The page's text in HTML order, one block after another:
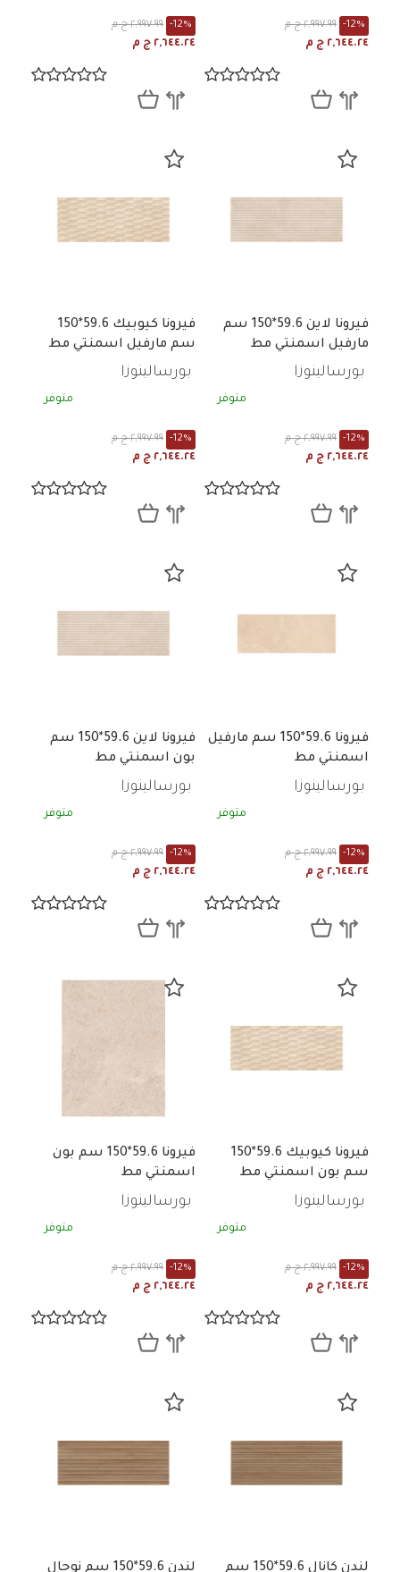
٢,٩٩٧.٩٩ ج م -12%
٢,٦٤٤.٢٤ ج م
٢,٩٩٧.٩٩ ج م -12%
٢,٦٤٤.٢٤ ج م
فيرونا لاين 59.6*150 سم
مارفيل اسمنتي مط
متوفر
٢,٩٩٧.٩٩ ج م -12%
٢,٦٤٤.٢٤ ج م
فيرونا كيوبيك 59.6*150
سم مارفيل اسمنتي مط
متوفر
٢,٩٩٧.٩٩ ج م -12%
٢,٦٤٤.٢٤ ج م
فيرونا 59.6*150 سم مارفيل
اسمنتي مط
متوفر
٢,٩٩٧.٩٩ ج م -12%
٢,٦٤٤.٢٤ ج م
فيرونا لاين 59.6*150 سم
بون اسمنتي مط
متوفر
٢,٩٩٧.٩٩ ج م -12%
٢,٦٤٤.٢٤ ج م
فيرونا كيوبيك 59.6*150
سم بون اسمنتي مط
متوفر
٢,٩٩٧.٩٩ ج م -12%
٢,٦٤٤.٢٤ ج م
فيرونا 59.6*150 سم بون
اسمنتي مط
متوفر
٢,٩٩٧.٩٩ ج م -12%
٢,٦٤٤.٢٤ ج م
لندن كانال 59.6*150 سم لندن 59.6*150 سم نوجال